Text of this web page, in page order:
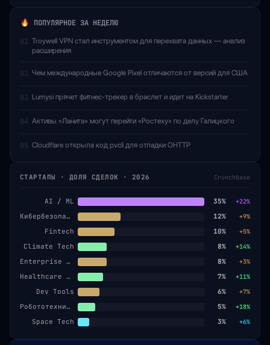
ПОПУЛЯРНОЕ ЗА НЕДЕЛЮ
01 Troywell VPN стал инструментом для перехвата данных — анализ
расширения
02 Чем международные Google Pixel отличаются от версий для США
03 Lumysi прячет фитнес-трекер в браслет и идет на Kickstarter
04 Активы «Ланита» могут перейти «Ростеху» по делу Галицкого
05 Cloudflare открыла код pvcli для отладки OHTTP
СТАРТАПЫ · ДОЛЯ СДЕЛОК · 2026 Crunchbase
AI / ML 35% +22%
Кибербезопасность 12% +9%
Fintech 10% +5%
Climate Tech 8% +14%
Enterprise SaaS 8% +3%
Healthcare AI 7% +11%
Dev Tools 6% +7%
Робототехника 5% +18%
Space Tech 3% +6%